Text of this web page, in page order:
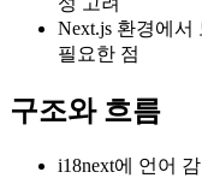
Next.js 환경에서
필요한 점
구조와 흐름
i18next에 언어